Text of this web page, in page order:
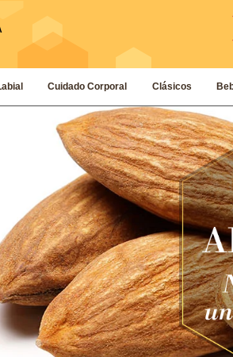
Cuidado Corporal Clásicos